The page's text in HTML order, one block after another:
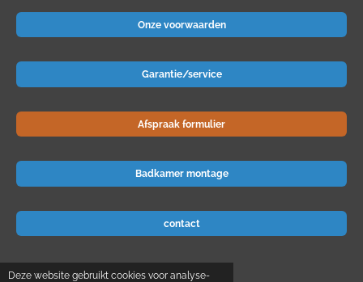
Deze website gebruikt cookies voor analyse-
Onze voorwaarden
Garantie/service
Afspraak formulier
Badkamer montage
contact